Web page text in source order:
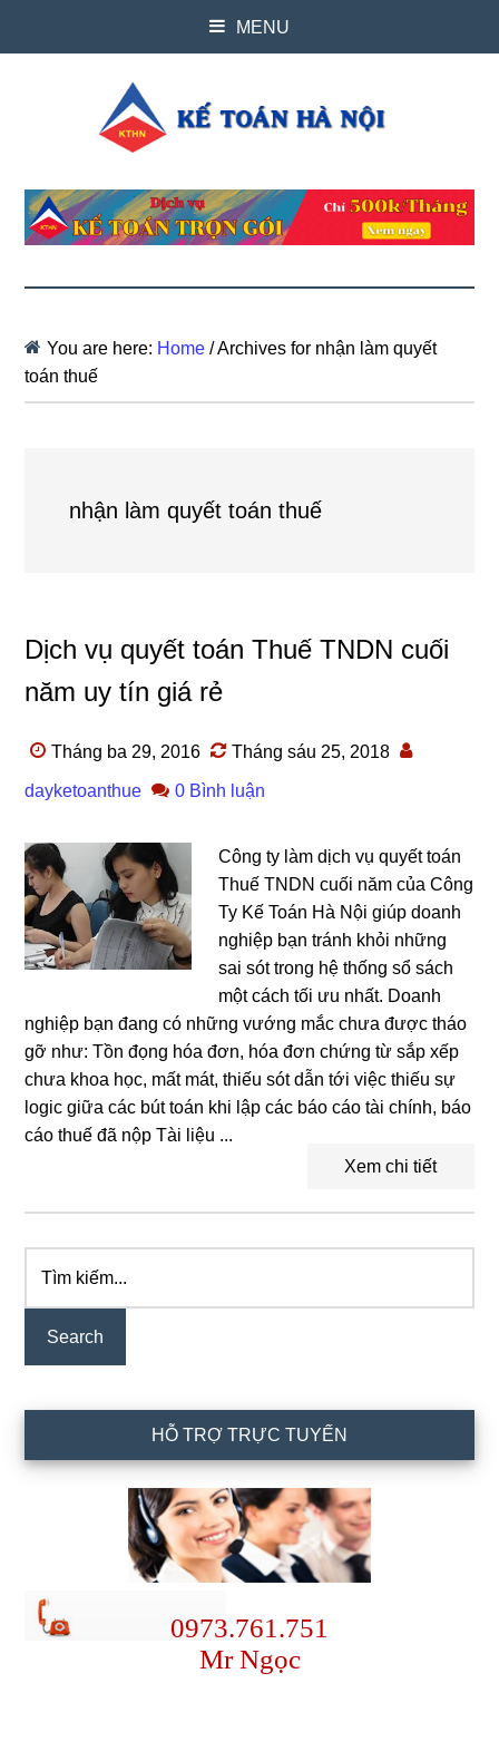
MENU
You are here: Home /Archives for nhận làm quyết
toán thuế
nhận làm quyết toán thuế
Dịch vụ quyết toán Thuế TNDN cuối
năm uy tín giá rẻ
Tháng ba 29, 2016 Tháng sáu 25, 2018
dayketoanthue 0 Bình luận
Công ty làm dịch vụ quyết toán
Thuế TNDN cuối năm của Công
Ty Kế Toán Hà Nội giúp doanh
nghiệp bạn tránh khỏi những
sai sót trong hệ thống sổ sách
một cách tối ưu nhất. Doanh
nghiệp bạn đang có những vướng mắc chưa được tháo
gỡ như: Tồn đọng hóa đơn, hóa đơn chứng từ sắp xếp
chưa khoa học, mất mát, thiếu sót dẫn tới việc thiếu sự
logic giữa các bút toán khi lập các báo cáo tài chính, báo
cáo thuế đã nộp Tài liệu ...
Xem chi tiết
Primary
Sidebar
kiếm...
HỖ TRỢ TRỰC TUYẾN
0973.761.751
Mr Ngọc